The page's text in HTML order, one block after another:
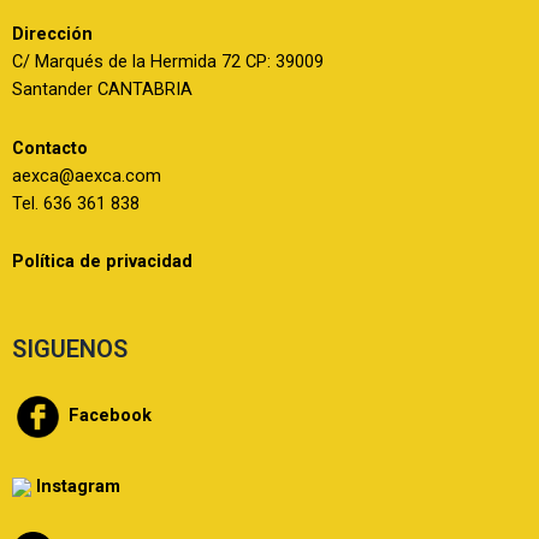
Dirección
C/ Marqués de la Hermida 72 CP: 39009
Santander CANTABRIA
Contacto
aexca@aexca.com
Tel. 636 361 838
Política de privacidad
SIGUENOS
Facebook
Instagram